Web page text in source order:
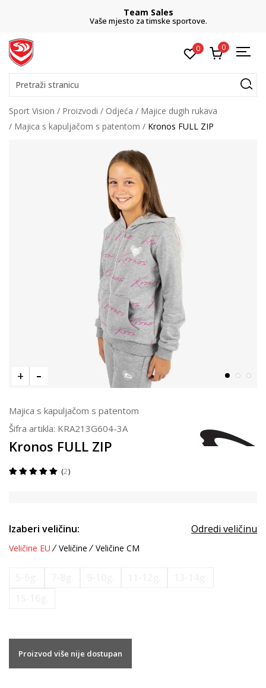
Team Sales
Vaše mjesto za timske sportove.
0 0
Pretraži stranicu
Sport Vision Proizvodi Odjeća
Majice dugih rukava
Majica s kapuljačom s patentom
Kronos FULL ZIP
Majica s kapuljačom s patentom
Šifra artikla: KRA213G604-3A
Kronos FULL ZIP
2
Izaberi veličinu: Odredi veličinu
Veličine EU Veličine Veličine CM
Proizvod više nije dostupan